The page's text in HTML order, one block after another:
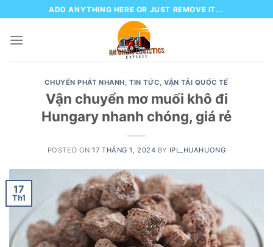
to
content
ADD ANYTHING HERE OR JUST REMOVE IT...
CHUYỂN PHÁT NHANH,TIN TỨC,VẬN TẢI QUỐC TẾ
Vận chuyển mơ muối khô đi
Hungary nhanh chóng, giá rẻ
POSTED ON17 THÁNG 1, 2024 BY IPL_HUAHUONG
17
Th1